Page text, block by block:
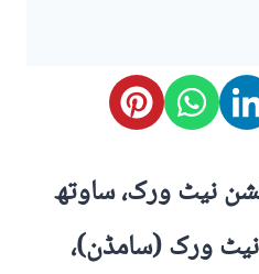
نیٹ ورک، ساوتھ
نیٹ ورک (سامڈن)،